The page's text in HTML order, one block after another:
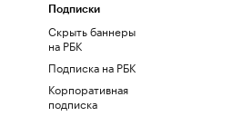
Подписки
Скрыть баннеры
на РБК
Подписка на РБК
Корпоративная
подписка